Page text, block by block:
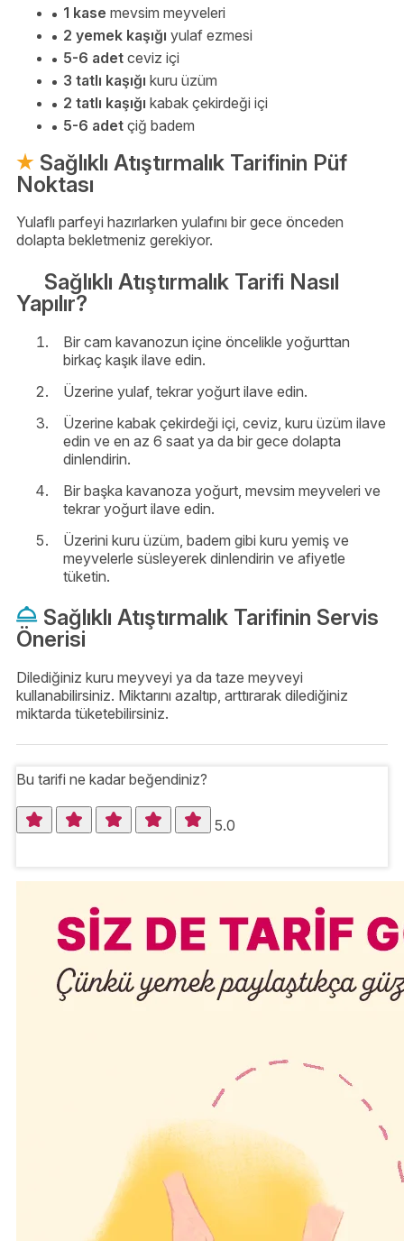
1 kase mevsim meyveleri
2 yemek kaşığı yulaf ezmesi
5-6 adet ceviz içi
3 tatlı kaşığı kuru üzüm
2 tatlı kaşığı kabak çekirdeği içi
5-6 adet çiğ badem
Sağlıklı Atıştırmalık Tarifinin Püf
Noktası
Yulaflı parfeyi hazırlarken yulafını bir gece önceden
dolapta bekletmeniz gerekiyor.
Sağlıklı Atıştırmalık Tarifi Nasıl
Yapılır?
Bir cam kavanozun içine öncelikle yoğurttan
birkaç kaşık ilave edin.
Üzerine yulaf, tekrar yoğurt ilave edin.
Üzerine kabak çekirdeği içi, ceviz, kuru üzüm ilave
edin ve en az 6 saat ya da bir gece dolapta
dinlendirin.
Bir başka kavanoza yoğurt, mevsim meyveleri ve
tekrar yoğurt ilave edin.
Üzerini kuru üzüm, badem gibi kuru yemiş ve
meyvelerle süsleyerek dinlendirin ve afiyetle
tüketin.
Sağlıklı Atıştırmalık Tarifinin Servis
Önerisi
Dilediğiniz kuru meyveyi ya da taze meyveyi
kullanabilirsiniz. Miktarını azaltıp, arttırarak dilediğiniz
miktarda tüketebilirsiniz.
Bu tarifi ne kadar beğendiniz?
5.0